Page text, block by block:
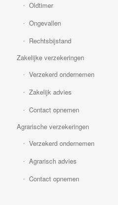
Oldtimer
Ongevallen
Rechtsbijstand
Zakelijke verzekeringen
Verzekerd ondernemen
Zakelijk advies
Contact opnemen
Agrarische verzekeringen
Verzekerd ondernemen
Agrarisch advies
Contact opnemen